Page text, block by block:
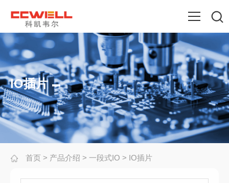
IO插片
首页 > 产品介绍 > 一段式IO > IO插片